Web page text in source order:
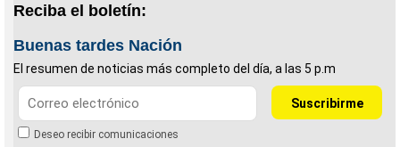
Reciba el boletín:
Buenas tardes Nación
El resumen de noticias más completo del día, a las 5 p.m
Deseo recibir comunicaciones